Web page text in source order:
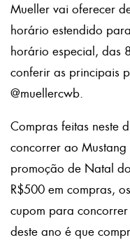
Mueller vai oferecer
horário estendido
horário especial, das
conferir as principais
@muellercwb.
Compras feitas neste
concorrer ao
promoção de Natal
R$500 em compras,
cupom para
deste ano é que